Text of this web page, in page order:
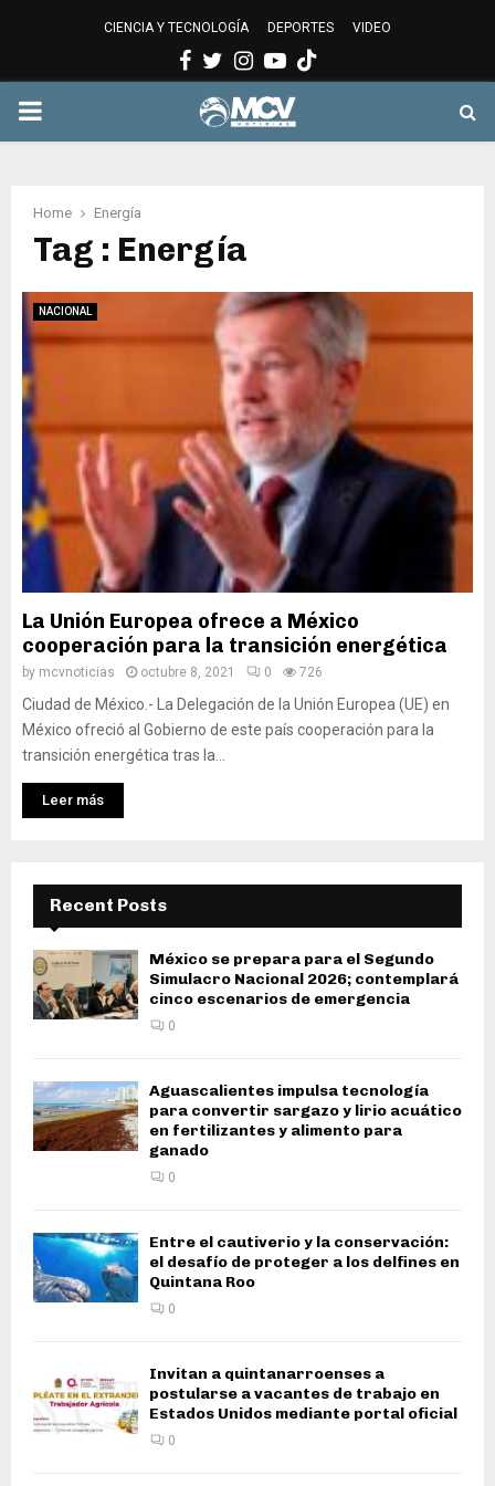
CIENCIA Y TECNOLOGÍA DEPORTES VIDEO
Facebook
Twitter
Instagram
Youtube
PRIMARY
Home Energía
Tag : Energía
NACIONAL
La Unión Europea ofrece a México
cooperación para la transición energética
by mcvnoticias octubre 8, 2021 0 726
Ciudad de México.- La Delegación de la Unión Europea (UE) en
México ofreció al Gobierno de este país cooperación para la
transición energética tras la...
Leer más
Recent Posts
México se prepara para el Segundo
Simulacro Nacional 2026; contemplará
cinco escenarios de emergencia
0
Aguascalientes impulsa tecnología
para convertir sargazo y lirio acuático
en fertilizantes y alimento para
ganado
0
Entre el cautiverio y la conservación:
el desafío de proteger a los delfines en
Quintana Roo
0
Invitan a quintanarroenses a
postularse a vacantes de trabajo en
Estados Unidos mediante portal oficial
0